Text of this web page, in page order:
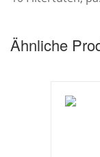
Ähnliche